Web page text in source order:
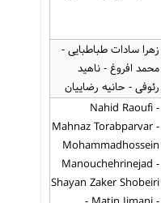
زهرا سادات طباطبایی -
محمد افروغ - ناهید
رئوفی - حانیه رضاییان
Nahid Raoufi -
Mahnaz Torabparvar -
Mohammadhossein
Manouchehrinejad -
Shayan Zaker Shobeiri